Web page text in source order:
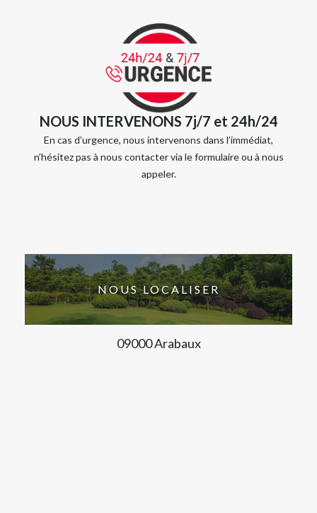
NOUS INTERVENONS 7j/7 et 24h/24
En cas d’urgence, nous intervenons dans l’immédiat,
n’hésitez pas à nous contacter via le formulaire ou à nous
appeler.
NOUS LOCALISER
09000 Arabaux